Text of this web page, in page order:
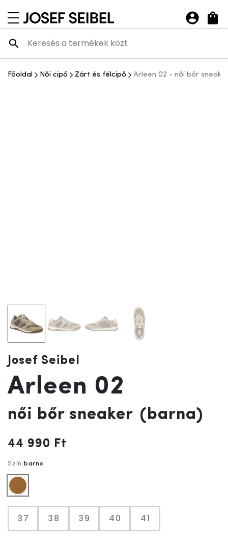
navigációs menü megnyitása
Josef Seibel Webshop
Főoldal Női cipő Zárt és félcipő Arleen 02 - női bőr
Josef Seibel
Arleen 02
női bőr sneaker (barna)
44 990 Ft
Szín: barna
barna
37 38 39 40 41